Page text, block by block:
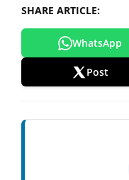
SHARE ARTICLE:
WhatsApp
Post